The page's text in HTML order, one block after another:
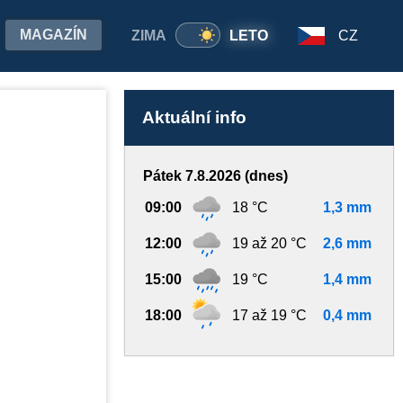
ZIMA LETO
MAGAZÍN CZ
Aktuální info
Pátek 7.8.2026 (dnes)
09:00 18 °C 1,3 mm
12:00 19 až 20 °C 2,6 mm
15:00 19 °C 1,4 mm
18:00 17 až 19 °C 0,4 mm